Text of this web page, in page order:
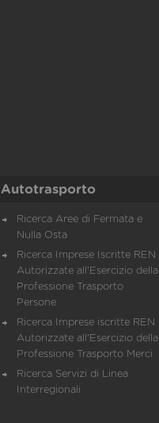
Autotrasporto
Ricerca Aree di Fermata e
Nulla Osta
Ricerca Imprese Iscritte REN
Autorizzate all'Esercizio della
Professione Trasporto
Persone
Ricerca Imprese iscritte REN
Autorizzate all'Esercizio della
Professione Trasporto Merci
Ricerca Servizi di Linea
Interregionali